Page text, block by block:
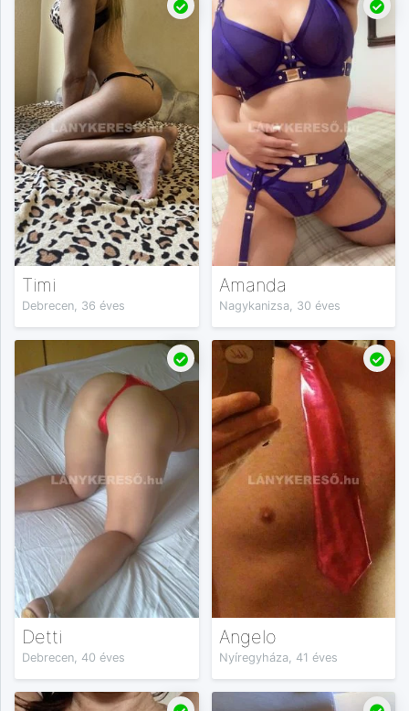
Timi
Debrecen, 36 éves
Amanda
Nagykanizsa, 30 éves
Detti
Debrecen, 40 éves
Angelo
Nyíregyháza, 41 éves